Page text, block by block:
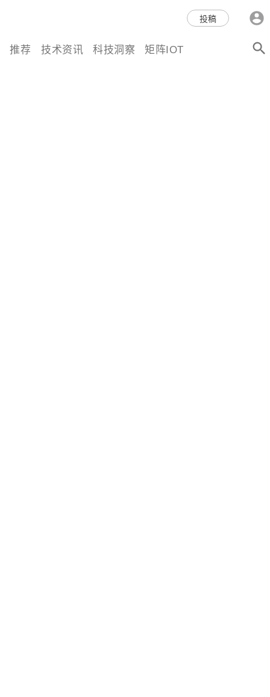
科技互联网,科技,资讯,动态,洞
察,量子,计算,AI,人工智能,机器
投稿
推荐 技术资讯 科技洞察 矩阵IOT